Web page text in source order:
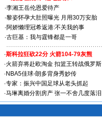
·李湘王岳伦恩爱待产
·黎姿怀孕大肚照曝光 月用30万安胎
·阿娇懒理冠希返港:不关我的事
·古巨基：我与霆锋都是一哥
·斯科拉狂砍22分 火箭104-79灰熊
·火箭弃将赴欧淘金 扣篮王转战俄罗斯
· NBA5佳球-朗多背身秀妙传
·专家：振兴中国足球从老头抓起
·马琳离婚分割房产 张一不舍几度落泪